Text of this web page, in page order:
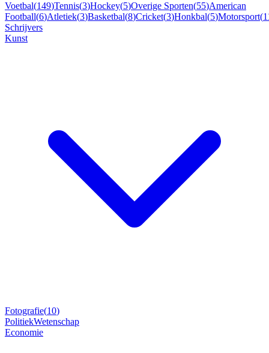
Voetbal(149)Tennis(3)Hockey(5)Overige Sporten(55)American
Football(6)Atletiek(3)Basketbal(8)Cricket(3)Honkbal(5)Motorsport(
Schrijvers
Kunst
Fotografie(10)
PolitiekWetenschap
Economie